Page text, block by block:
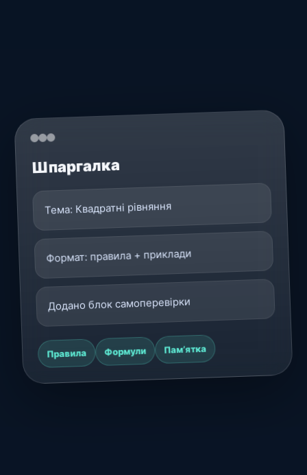
Шпаргалка
Тема: Квадратні рівняння
Формат: правила + приклади
Додано блок самоперевірки
Правила Формули Пам’ятка